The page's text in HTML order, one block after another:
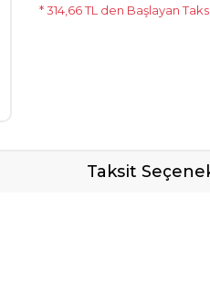
* 314,66 TL den Başlayan
Taksit